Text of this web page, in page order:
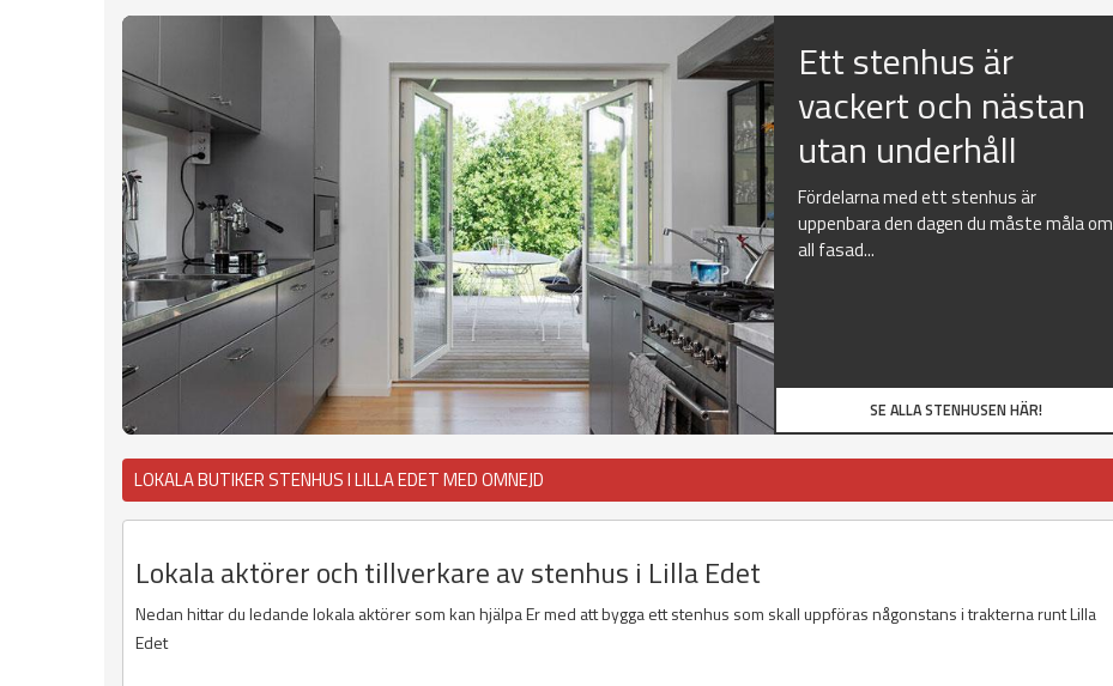
Ett stenhus är
vackert och nästan
utan underhåll
Fördelarna med ett stenhus är
uppenbara den dagen du måste måla om
all fasad...
SE ALLA STENHUSEN HÄR!
LOKALA BUTIKER STENHUS I LILLA EDET MED OMNEJD
Lokala aktörer och tillverkare av stenhus i Lilla Edet
Nedan hittar du ledande lokala aktörer som kan hjälpa Er med att bygga ett stenhus som skall uppföras någonstans i trakterna runt Lilla
Edet